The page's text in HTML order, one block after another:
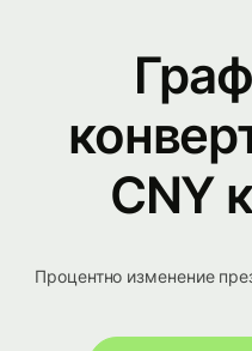
CNY
Процентно изменение